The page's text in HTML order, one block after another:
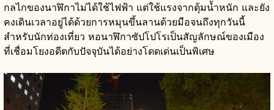
กลไกของนาฬิกาไม่ได้ใช้ไฟฟ้า แต่ใช้แรงจากตุ้มน้ำหนัก และยัง
คงเดินเวลาอยู่ได้ด้วยการหมุนขึ้นลานด้วยมือจนถึงทุกวันนี้
สำหรับนักท่องเที่ยว หอนาฬิกาซัปโปโรเป็นสัญลักษณ์ของเมือง
ที่เชื่อมโยงอดีตกับปัจจุบันได้อย่างโดดเด่นเป็นพิเศษ